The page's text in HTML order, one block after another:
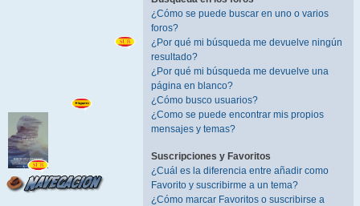
¿Cómo se puede buscar en uno o varios
foros?
¿Por qué mi búsqueda me devuelve ningún
resultado?
¿Por qué mi búsqueda me devuelve una
página en blanco?
¿Cómo busco usuarios?
¿Como se puede encontrar mis propios
mensajes y temas?
Suscripciones y Favoritos
¿Cuál es la diferencia entre añadir como
Favorito y suscribirme a un tema?
¿Cómo marcar Favoritos o suscribirse a